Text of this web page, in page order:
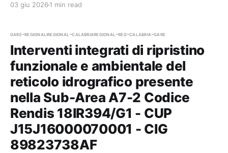
03 giu 2026 1 min read
gare-regionaliregional-calabriaregional-reg-calabria-gare
Interventi integrati di ripristino
funzionale e ambientale del
reticolo idrografico presente
nella Sub-Area A7-2 Codice
Rendis 18IR394/G1 - CUP
J15J16000070001 - CIG
89823738AF